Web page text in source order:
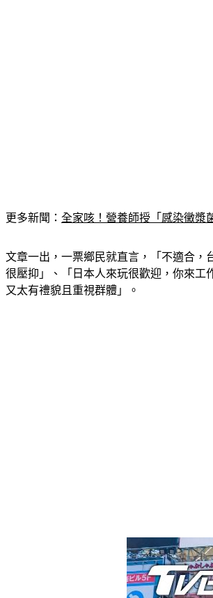
更多新聞： 全家咳！營養師授「感染黴漿
文章一出，一票鄉民就直言，「不適合，
很壓抑」、「日本人來玩很歡迎，你來工
又太有禮貌且重視群體」。